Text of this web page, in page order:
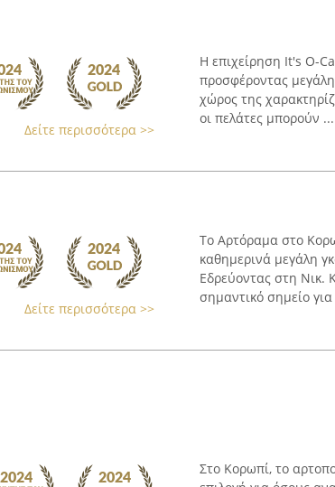
Δείτε περισσότερα >>
Η επιχείρηση It's O-
προσφέροντας
χώρος της
οι πελάτες μπορούν ...
Δείτε περισσότερα >>
Το Αρτόραμα στο
καθημερινά μεγάλη
Εδρεύοντας στη Νικ.
σημαντικό σημείο
Στο Κορωπί, το